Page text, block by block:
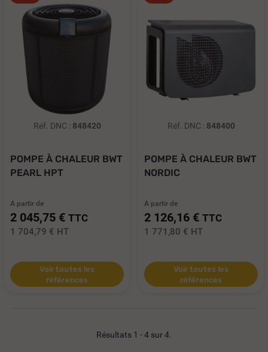
Réf. DNC : 848420
POMPE À CHALEUR BWT
PEARL HPT
A partir de
2 045,75 € TTC
1 704,79 € HT
Voir toutes les
références
Réf. DNC : 848400
POMPE À CHALEUR BWT
NORDIC
A partir de
2 126,16 € TTC
1 771,80 € HT
Voir toutes les
références
Résultats 1 - 4 sur 4.